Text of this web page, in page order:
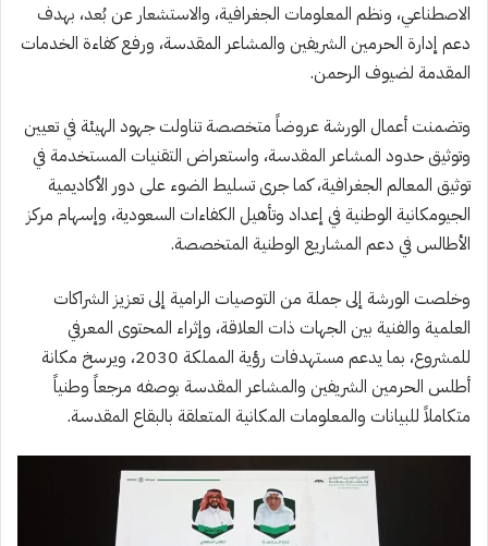
الاصطناعي، ونظم المعلومات الجغرافية، والاستشعار عن بُعد، بهدف
دعم إدارة الحرمين الشريفين والمشاعر المقدسة، ورفع كفاءة الخدمات
المقدمة لضيوف الرحمن.
وتضمنت أعمال الورشة عروضاً متخصصة تناولت جهود الهيئة في تعيين
وتوثيق حدود المشاعر المقدسة، واستعراض التقنيات المستخدمة في
توثيق المعالم الجغرافية، كما جرى تسليط الضوء على دور الأكاديمية
الجيومكانية الوطنية في إعداد وتأهيل الكفاءات السعودية، وإسهام مركز
الأطالس في دعم المشاريع الوطنية المتخصصة.
وخلصت الورشة إلى جملة من التوصيات الرامية إلى تعزيز الشراكات
العلمية والفنية بين الجهات ذات العلاقة، وإثراء المحتوى المعرفي
للمشروع، بما يدعم مستهدفات رؤية المملكة 2030، ويرسخ مكانة
أطلس الحرمين الشريفين والمشاعر المقدسة بوصفه مرجعاً وطنياً
متكاملاً للبيانات والمعلومات المكانية المتعلقة بالبقاع المقدسة.